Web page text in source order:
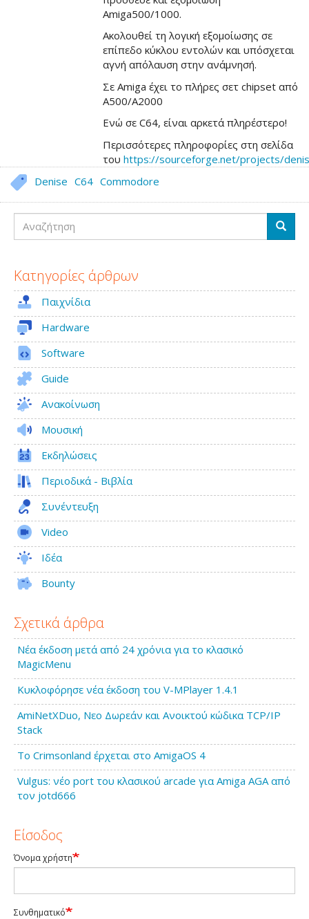
Amiga500/1000.
Ακολουθεί τη λογική εξομοίωσης σε
επίπεδο κύκλου εντολών και υπόσχεται
αγνή απόλαυση στην ανάμνησή.
Σε Amiga έχει το πλήρες σετ chipset από
Α500/Α2000
Ενώ σε C64, είναι αρκετά πληρέστερο!
Περισσότερες πληροφορίες στη σελίδα
τουhttps://sourceforge.net/projects/
Denise C64 Commodore
Αναζήτηση
Κατηγορίες άρθρων
Παιχνίδια
Hardware
Software
Guide
Ανακοίνωση
Μουσική
Εκδηλώσεις
Περιοδικά - Βιβλία
Συνέντευξη
Video
Ιδέα
Bounty
Σχετικά άρθρα
Νέα έκδοση μετά από 24 χρόνια για το κλασικό
MagicMenu
Κυκλοφόρησε νέα έκδοση του V-MPlayer 1.4.1
AmiNetXDuo, Νεο Δωρεάν και Ανοικτού κώδικα TCP/IP
Stack
Το Crimsonland έρχεται στο AmigaOS 4
Vulgus: νέο port του κλασικού arcade για Amiga AGA από
τον jotd666
Είσοδος
Όνομα χρήστη
Συνθηματικό